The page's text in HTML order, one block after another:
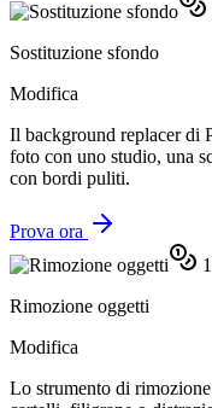
Sostituzione sfondo
Modifica
Il background replacer di
foto con uno studio, una
con bordi puliti.
Prova ora
Rimozione oggetti
Modifica
Lo strumento di